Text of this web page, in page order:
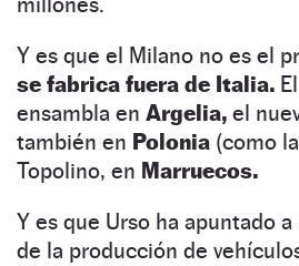
Y es que el Milano no es el
se fabrica fuera de Italia.
ensambla en Argelia, el
también en Polonia (como
Topolino, en Marruecos.
Y es que Urso ha apuntado
de la producción de